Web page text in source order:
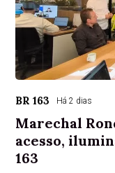
BR 163 Há 2 dias
Marechal
acesso,
163